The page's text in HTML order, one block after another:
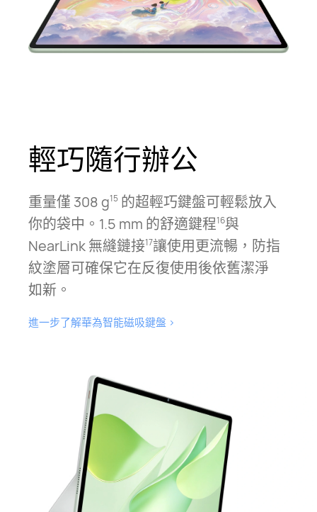
輕巧隨行辦公
重量僅 308 g15的超輕巧鍵盤可輕鬆放入
你的袋中。1.5⁠ mm 的舒適鍵程⁠16與
NearLink 無縫鏈接17讓使用更流暢，防指
紋塗層可確保它在反復使用後依舊潔淨
如⁠新。
進一步了解華為智能磁吸鍵盤⁠>